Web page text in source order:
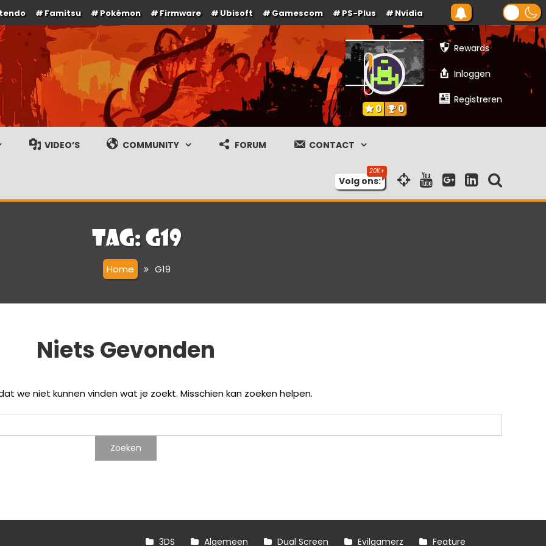
Famitsu Pokémon Firmware Ubisoft Gamescom PS-Plus Nvidia
gameplay streams
Rewards
Inloggen
Registreren
0 0
VIDEO’S COMMUNITY FORUM CONTACT
Volg ons:
Tag: G19
Home G19
Niets Gevonden
we niet kunnen vinden wat je zoekt. Misschien kan zoeken helpen.
3DS Algemeen Dual Screen Evilgamerz Feature